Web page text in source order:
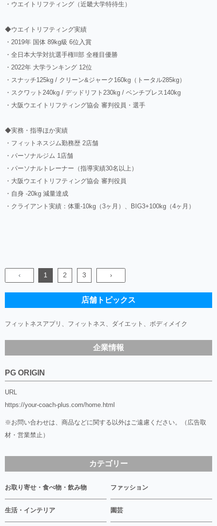
・ウエイトリフティング（近畿大学特待生）
◆ウエイトリフティング実績
・2019年 国体 89kg級 6位入賞
・全日本大学対抗選手権II部 全種目優勝
・2022年 大学ランキング 12位
・スナッチ125kg / クリーン&ジャーク160kg（トータル285kg）
・スクワット240kg / デッドリフト230kg / ベンチプレス140kg
・大阪ウエイトリフティング協会 審判役員・選手
◆実務・指導ほか実績
・フィットネスジム勤務歴 2店舗
・パーソナルジム 1店舗
・パーソナルトレーナー（指導実績30名以上）
・大阪ウエイトリフティング協会 審判役員
・自身 -20kg 減量達成
・クライアント実績：体重-10kg（3ヶ月）、BIG3+100kg（4ヶ月）
‹ 1 2 3 ›
店舗トピックス
フィットネスアプリ、フィットネス、ダイエット、ボディメイク
企業情報
PG ORIGIN
URL
https://your-coach-plus.com/home.html
※お問い合わせは、商品などに関する以外はご遠慮ください。（広告取
材・営業禁止）
カテゴリー
お取り寄せ・食べ物・飲み物 ファッション
生活・インテリア 園芸